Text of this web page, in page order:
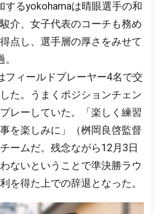
するyokohamaは晴眼選手の和
介、女子代表のコーチも務め
点し、選手層の厚さをみせて
ィールドプレーヤー4名で交
た。うまくポジションチェン
レーしていた。「楽しく練習
を楽しみに」（桝岡良啓監督
ームだ。残念ながら12月3日
ないということで準決勝ラウ
を得た上での辞退となった。